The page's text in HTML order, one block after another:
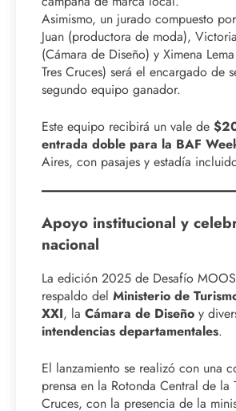
Asimismo, un jurado compuesto
Juan (productora de moda),
(Cámara de Diseño) y Ximena
Tres Cruces) será el encargado de
segundo equipo ganador.
Este equipo recibirá un vale de
entrada doble para la BAF
Aires, con pasajes y estadía
Apoyo institucional y
nacional
La edición 2025 de Desafío
respaldo del Ministerio de
XXI, la Cámara de Diseño y
intendencias departamentales.
El lanzamiento se realizó con una
prensa en la Rotonda Central de la
Cruces, con la presencia de la